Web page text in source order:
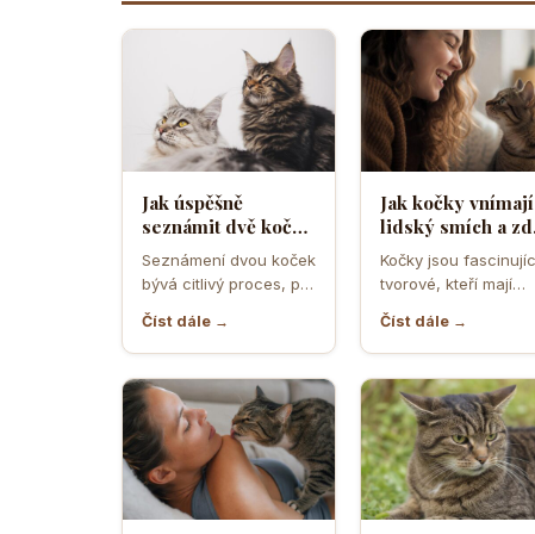
Jak úspěšně
seznámit dvě kočky
a předejít
teritoriálním
válkám
Seznámení dvou koček
bývá citlivý proces, při
minuty, pachy,
prostředí i…
Číst dále →
Jak kočky vnímají
lidský smích a
ho považují za
projev radosti
hrozbu
Kočky jsou
tvorové, kteří mají
komunikace a
světa. Když se…
Číst dále →